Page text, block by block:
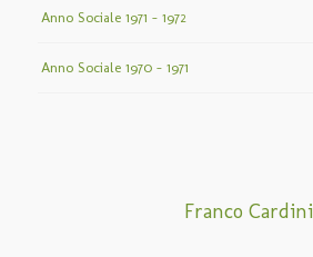
Anno Sociale 1971 – 1972
Anno Sociale 1970 – 1971
Franco Cardini